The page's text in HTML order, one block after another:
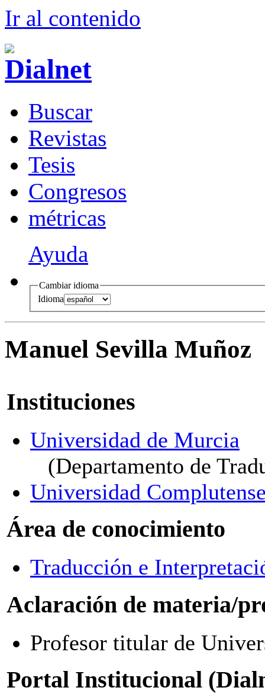
Ir al contenido
Buscar
Revistas
Tesis
Congresos
métricas
Ayuda
Cambiar idioma
Idioma
Manuel Sevilla Muñoz
Instituciones
Universidad de Murcia
(Departamento de
Universidad
Área de conocimiento
Traducción e
Aclaración de materia/
Profesor titular de
Portal Institucional